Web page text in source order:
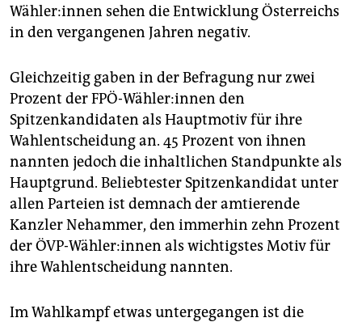
Wähler:innen sehen die Entwicklung Österreichs
in den vergangenen Jahren negativ.
Gleichzeitig gaben in der Befragung nur zwei
Prozent der FPÖ-Wähler:innen den
Spitzenkandidaten als Hauptmotiv für ihre
Wahlentscheidung an. 45 Prozent von ihnen
nannten jedoch die inhaltlichen Standpunkte als
Hauptgrund. Beliebtester Spitzenkandidat unter
allen Parteien ist demnach der amtierende
Kanzler Nehammer, den immerhin zehn Prozent
der ÖVP-Wähler:innen als wichtigstes Motiv für
ihre Wahlentscheidung nannten.
Im Wahlkampf etwas untergegangen ist die